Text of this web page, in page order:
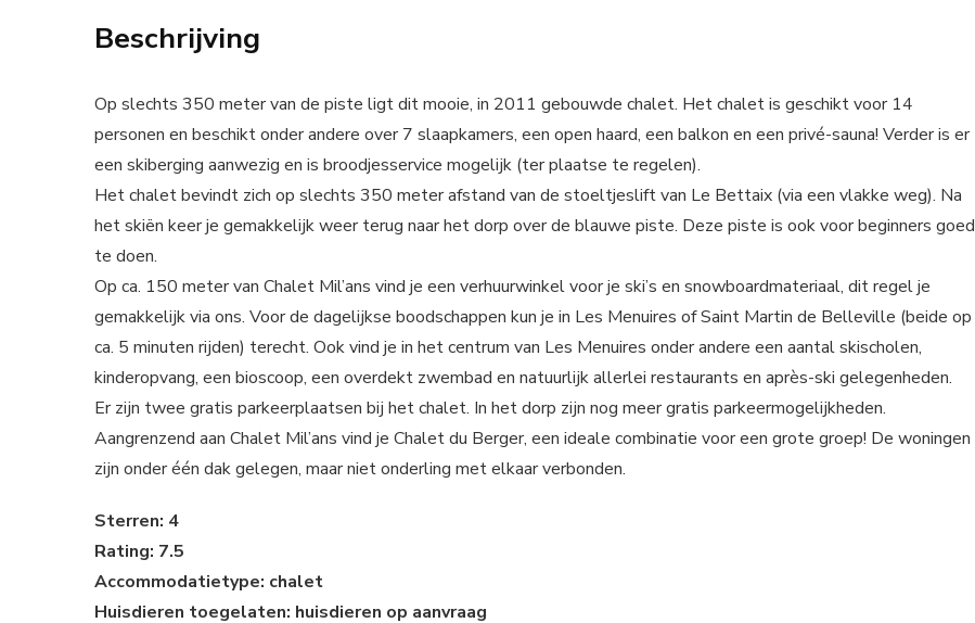
Beschrijving
Op slechts 350 meter van de piste ligt dit mooie, in 2011 gebouwde chalet. Het chalet is geschikt voor 14
personen en beschikt onder andere over 7 slaapkamers, een open haard, een balkon en een privé-sauna! Verder is er
een skiberging aanwezig en is broodjesservice mogelijk (ter plaatse te regelen).
Het chalet bevindt zich op slechts 350 meter afstand van de stoeltjeslift van Le Bettaix (via een vlakke weg). Na
het skiën keer je gemakkelijk weer terug naar het dorp over de blauwe piste. Deze piste is ook voor beginners goed
te doen.
Op ca. 150 meter van Chalet Mil’ans vind je een verhuurwinkel voor je ski’s en snowboardmateriaal, dit regel je
gemakkelijk via ons. Voor de dagelijkse boodschappen kun je in Les Menuires of Saint Martin de Belleville (beide op
ca. 5 minuten rijden) terecht. Ook vind je in het centrum van Les Menuires onder andere een aantal skischolen,
kinderopvang, een bioscoop, een overdekt zwembad en natuurlijk allerlei restaurants en après-ski gelegenheden.
Er zijn twee gratis parkeerplaatsen bij het chalet. In het dorp zijn nog meer gratis parkeermogelijkheden.
Aangrenzend aan Chalet Mil’ans vind je Chalet du Berger, een ideale combinatie voor een grote groep! De woningen
zijn onder één dak gelegen, maar niet onderling met elkaar verbonden.
Sterren: 4
Rating: 7.5
Accommodatietype: chalet
Huisdieren toegelaten: huisdieren op aanvraag